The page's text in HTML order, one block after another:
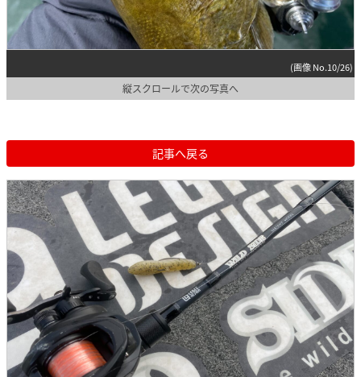
(画像 No.10/26)
縦スクロールで次の写真へ
記事へ戻る